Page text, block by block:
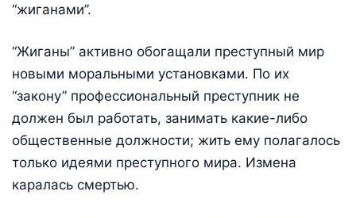
“жиганами”.
“Жиганы” активно обогащали преступный мир
новыми моральными установками. По их
“закону” профессиональный преступник не
должен был работать, занимать какие-либо
общественные должности; жить ему полагалось
только идеями преступного мира. Измена
каралась смертью.